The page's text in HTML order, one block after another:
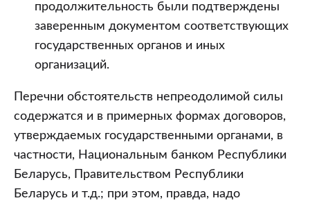
продолжительность были подтверждены
заверенным документом соответствующих
государственных органов и иных
организаций.
Перечни обстоятельств непреодолимой силы
содержатся и в примерных формах договоров,
утверждаемых государственными органами, в
частности, Национальным банком Республики
Беларусь, Правительством Республики
Беларусь и т.д.; при этом, правда, надо